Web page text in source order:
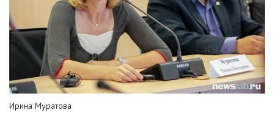
Ирина Муратова